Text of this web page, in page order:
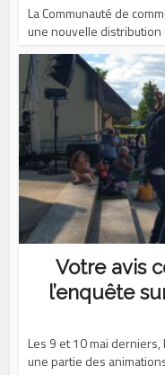
La Communauté de
une nouvelle distribution
Votre avis
l’enquête
Les 9 et 10 mai derniers,
une partie des